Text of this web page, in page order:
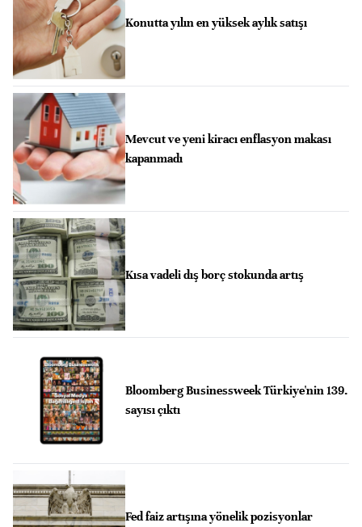
Konutta yılın en yüksek aylık satışı
Mevcut ve yeni kiracı enflasyon makası
kapanmadı
Kısa vadeli dış borç stokunda artış
Bloomberg Businessweek Türkiye'nin 139.
sayısı çıktı
Fed faiz artışına yönelik pozisyonlar